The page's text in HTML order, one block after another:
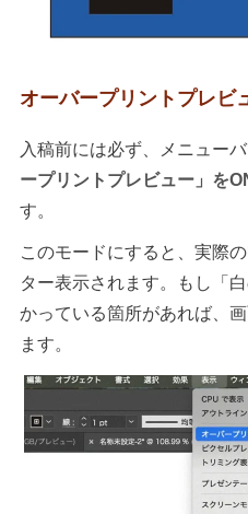
オーバープリントプレビ
入稿前には必ず、メニュー
ープリントプレビュー」を
す。
このモードにすると、実際
ター表示されます。もし「
かっている箇所があれば、
ます。